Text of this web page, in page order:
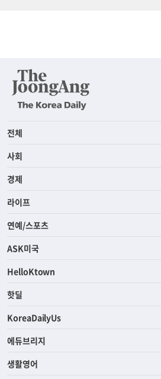
전체
사회
경제
라이프
연예/스포츠
ASK미국
HelloKtown
핫딜
KoreaDailyUs
에듀브리지
생활영어